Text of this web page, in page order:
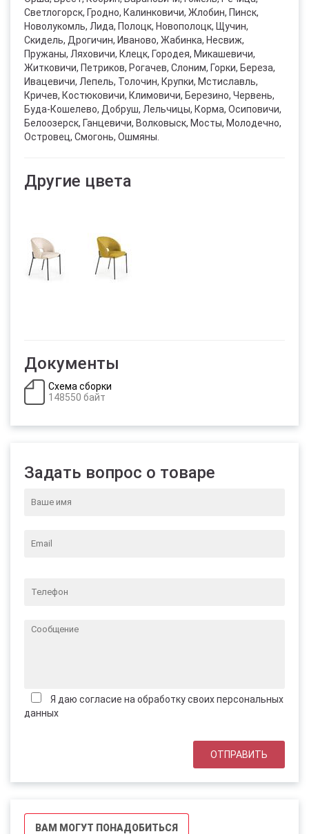
Светлогорск, Гродно, Калинковичи, Жлобин, Пинск,
Новолукомль, Лида, Полоцк, Новополоцк, Щучин,
Скидель, Дрогичин, Иваново, Жабинка, Несвиж,
Пружаны, Ляховичи, Клецк, Городея, Микашевичи,
Житковичи, Петриков, Рогачев, Слоним, Горки, Береза,
Ивацевичи, Лепель, Толочин, Крупки, Мстиславль,
Кричев, Костюковичи, Климовичи, Березино, Червень,
Буда-Кошелево, Добруш, Лельчицы, Корма, Осиповичи,
Белоозерск, Ганцевичи, Волковыск, Мосты, Молодечно,
Островец, Смогонь, Ошмяны.
Другие цвета
Документы
Схема сборки
148550 байт
Задать вопрос о товаре
Я даю согласие на обработку своих персональных
данных
ВАМ МОГУТ ПОНАДОБИТЬСЯ